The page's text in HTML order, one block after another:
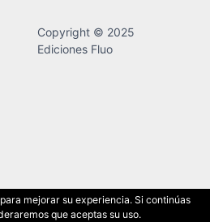
Copyright © 2025
Ediciones Fluo
mejorar su experiencia. Si continúas
que aceptas su uso.